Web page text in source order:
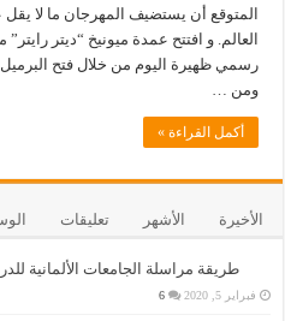
العالم. و افتتح عمدة ميونيخ “ديتر
ومن …
أكمل القراءة »
الأخيرة الأشهر تعليقات
طريقة مراسلة الجامعات الألمانية
فبراير 5, 2020 6